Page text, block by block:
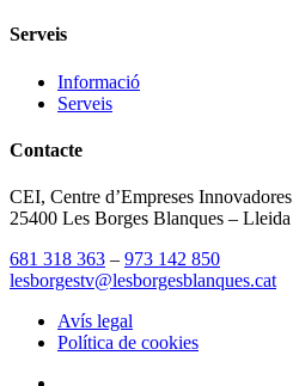
Serveis
Informació
Serveis
Contacte
CEI, Centre d’Empreses Innovadores
25400 Les Borges Blanques – Lleida
681 318 363 – 973 142 850
lesborgestv@lesborgesblanques.cat
Avís legal
Política de cookies